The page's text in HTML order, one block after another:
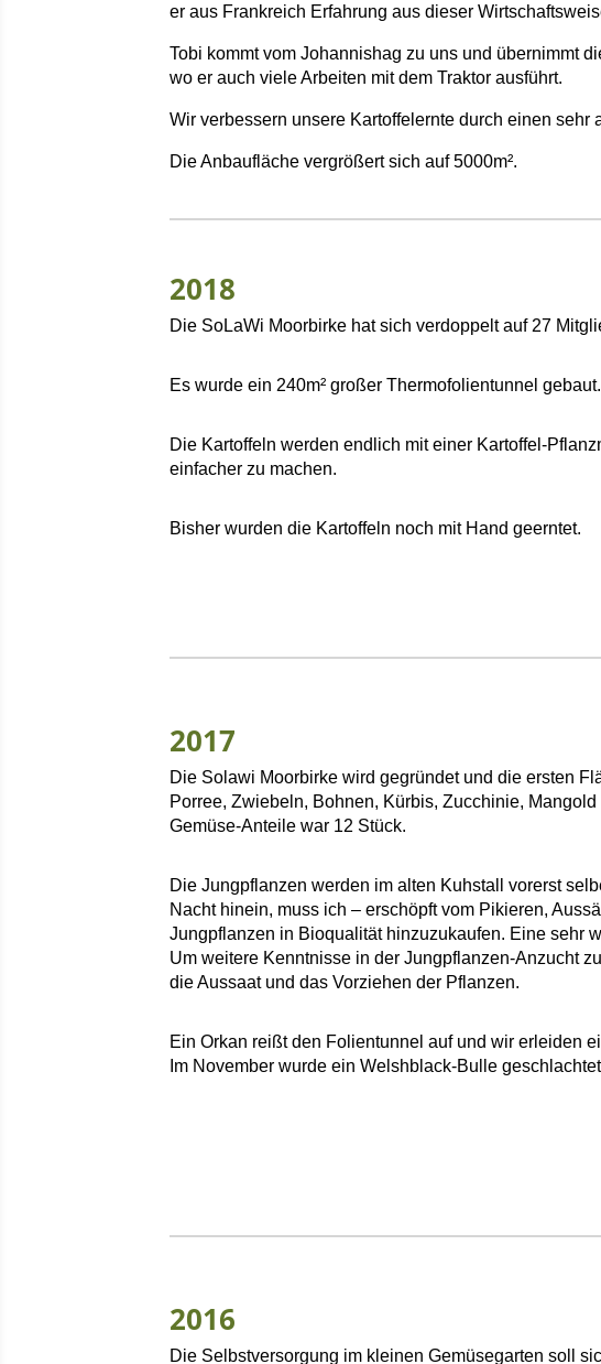
er aus Frankreich Erfahrung aus dieser
Tobi kommt vom Johannishag zu uns und übernimmt
wo er auch viele Arbeiten mit dem Traktor ausführt.
Wir verbessern unsere Kartoffelernte durch einen
Die Anbaufläche vergrößert sich auf 5000m².
2018
Die SoLaWi Moorbirke hat sich verdoppelt auf 27
Es wurde ein 240m² großer Thermofolientunnel
Die Kartoffeln werden endlich mit einer Kartoffel-
einfacher zu machen.
Bisher wurden die Kartoffeln noch mit Hand geerntet.
2017
Die Solawi Moorbirke wird gegründet und die ersten
Porree, Zwiebeln, Bohnen, Kürbis, Zucchinie,
Gemüse-Anteile war 12 Stück.
Die Jungpflanzen werden im alten Kuhstall vorerst
Nacht hinein, muss ich – erschöpft vom Pikieren,
Jungpflanzen in Bioqualität hinzuzukaufen. Eine sehr
Um weitere Kenntnisse in der Jungpflanzen-Anzucht
die Aussaat und das Vorziehen der Pflanzen.
Ein Orkan reißt den Folientunnel auf und wir erleiden
Im November wurde ein Welshblack-Bulle
2016
Die Selbstversorgung im kleinen Gemüsegarten soll